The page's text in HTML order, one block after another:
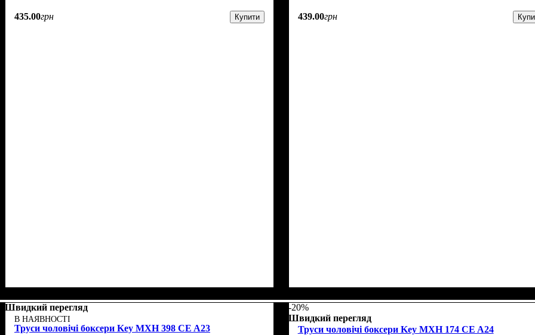
435.00грн Купити 439.00грн
Швидкий перегляд
В НАЯВНОСТІ
Труси чоловічі боксери Key MXH 398 CE A23
-20%
Швидкий перегляд
Труси чоловічі боксери Key MXH 174 CE A24